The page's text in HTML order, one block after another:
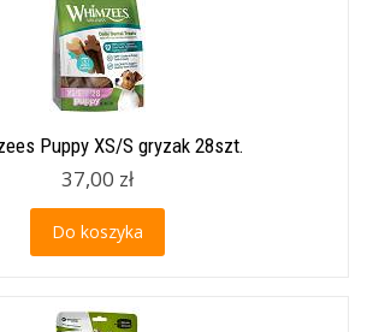
Puppy XS/S gryzak 28szt.
37,00 zł
Do koszyka